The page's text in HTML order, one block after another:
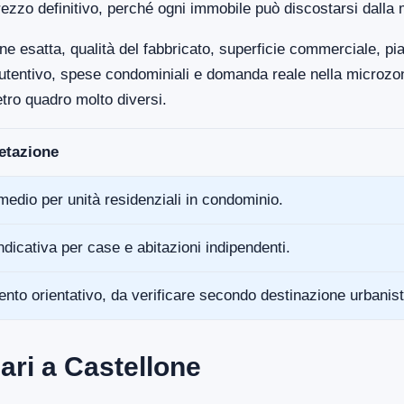
definitivo, perché ogni immobile può discostarsi dalla
esatta, qualità del fabbricato, superficie commerciale,
spese condominiali e domanda reale nella
quadro molto diversi.
per unità residenziali in condominio.
per case e abitazioni indipendenti.
orientativo, da verificare secondo destinazione
a Castellone